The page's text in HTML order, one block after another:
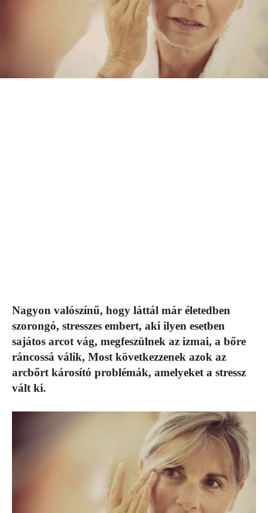
Nagyon valószínű, hogy láttál már életedben
szorongó, stresszes embert, aki ilyen esetben
sajátos arcot vág, megfeszülnek az izmai, a bőre
ráncossá válik, Most következzenek azok az
arcbőrt károsító problémák, amelyeket a stressz
vált ki.